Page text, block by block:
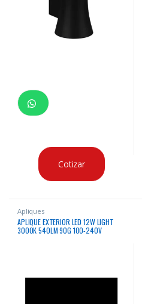
Cotizar
Apliques
APLIQUE EXTERIOR LED 12W LIGHT
3000K 540LM 90G 100-240V